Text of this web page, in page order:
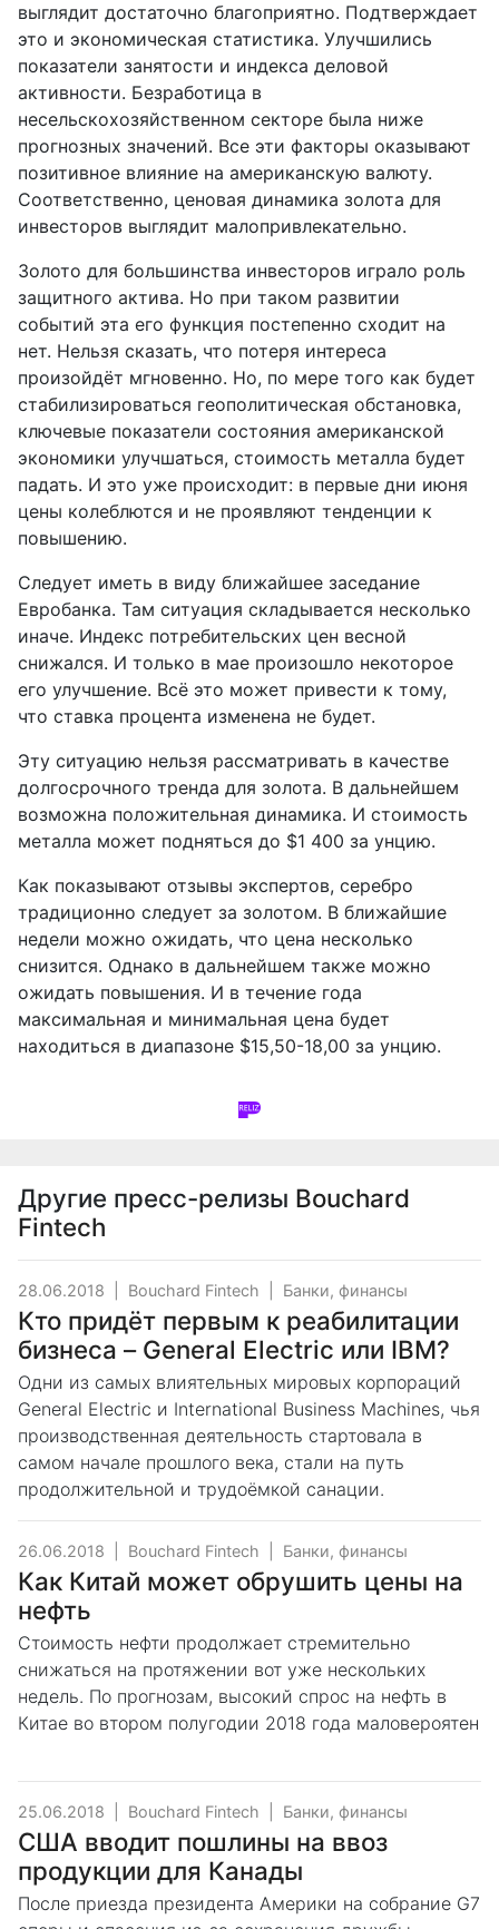
выглядит достаточно благоприятно. Подтверждает
это и экономическая статистика. Улучшились
показатели занятости и индекса деловой
активности. Безработица в
несельскохозяйственном секторе была ниже
прогнозных значений. Все эти факторы оказывают
позитивное влияние на американскую валюту.
Соответственно, ценовая динамика золота для
инвесторов выглядит малопривлекательно.
Золото для большинства инвесторов играло роль
защитного актива. Но при таком развитии
событий эта его функция постепенно сходит на
нет. Нельзя сказать, что потеря интереса
произойдёт мгновенно. Но, по мере того как будет
стабилизироваться геополитическая обстановка,
ключевые показатели состояния американской
экономики улучшаться, стоимость металла будет
падать. И это уже происходит: в первые дни июня
цены колеблются и не проявляют тенденции к
повышению.
Следует иметь в виду ближайшее заседание
Евробанка. Там ситуация складывается несколько
иначе. Индекс потребительских цен весной
снижался. И только в мае произошло некоторое
его улучшение. Всё это может привести к тому,
что ставка процента изменена не будет.
Эту ситуацию нельзя рассматривать в качестве
долгосрочного тренда для золота. В дальнейшем
возможна положительная динамика. И стоимость
металла может подняться до $1 400 за унцию.
Как показывают отзывы экспертов, серебро
традиционно следует за золотом. В ближайшие
недели можно ожидать, что цена несколько
снизится. Однако в дальнейшем также можно
ожидать повышения. И в течение года
максимальная и минимальная цена будет
находиться в диапазоне $15,50-18,00 за унцию.
Другие пресс-релизы Bouchard
Fintech
28.06.2018 Bouchard Fintech Банки, финансы
Кто придёт первым к реабилитации
бизнеса – General Electric или IBM?
Одни из самых влиятельных мировых корпораций
General Electric и International Business Machines, чья
производственная деятельность стартовала в
самом начале прошлого века, стали на путь
продолжительной и трудоёмкой санации.
26.06.2018 Bouchard Fintech Банки, финансы
Как Китай может обрушить цены на
нефть
Стоимость нефти продолжает стремительно
снижаться на протяжении вот уже нескольких
недель. По прогнозам, высокий спрос на нефть в
Китае во втором полугодии 2018 года маловероятен
25.06.2018 Bouchard Fintech Банки, финансы
США вводит пошлины на ввоз
продукции для Канады
После приезда президента Америки на собрание G7